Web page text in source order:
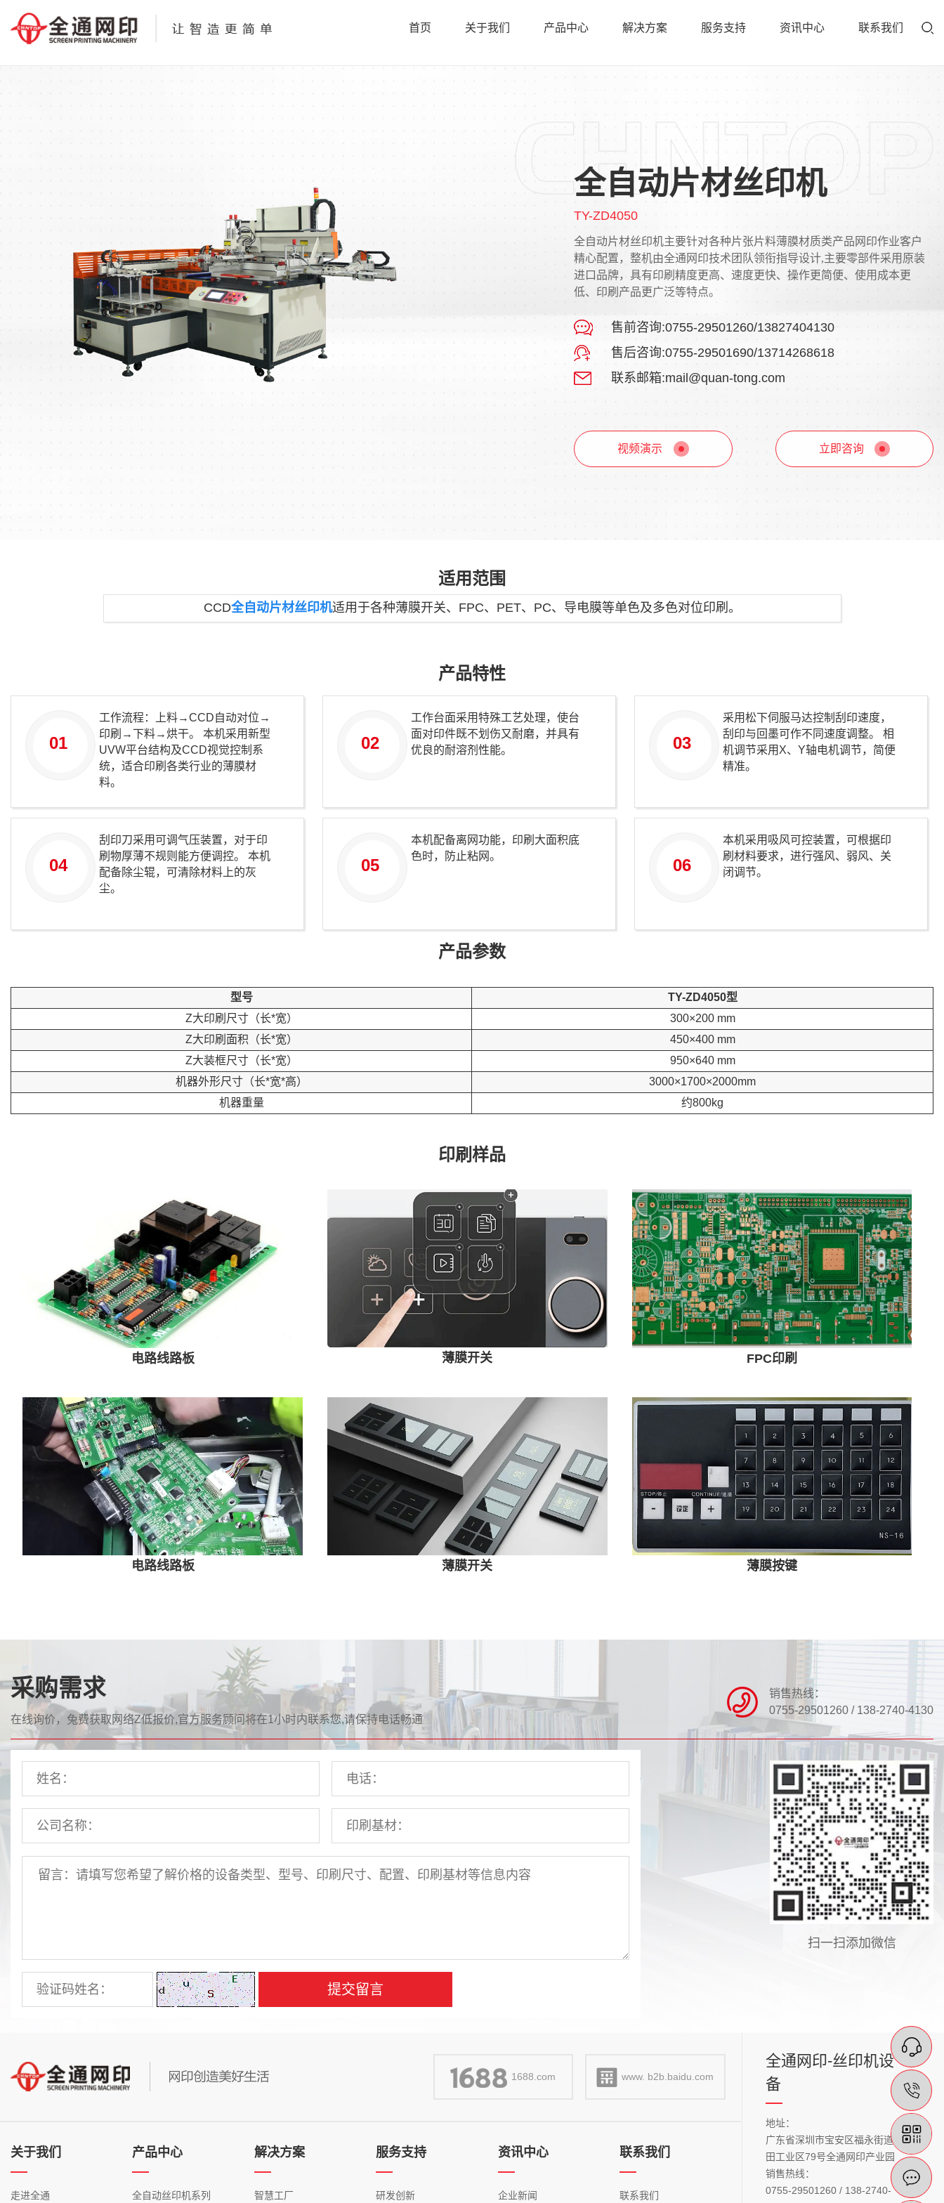
首页 关于我们 产品中心 解决方案 服务支持 资讯中心 联系我们
全自动片材丝印机
TY-ZD4050
全自动片材丝印机主要针对各种片张片料薄膜材质类产品网印作业客户
精心配置，整机由全通网印技术团队领衔指导设计,主要零部件采用原装
进口品牌，具有印刷精度更高、速度更快、操作更简便、使用成本更
低、印刷产品更广泛等特点。
售前咨询:0755-29501260/13827404130
售后咨询:0755-29501690/13714268618
联系邮箱:mail@quan-tong.com
视频演示 立即咨询
适用范围
CCD全自动片材丝印机适用于各种薄膜开关、FPC、PET、PC、导电膜等单色及多色对位印刷。
产品特性
01
工作流程：上料→CCD自动对位→
印刷→下料→烘干。 本机采用新型
UVW平台结构及CCD视觉控制系
统，适合印刷各类行业的薄膜材
料。
02
工作台面采用特殊工艺处理，使台
面对印件既不划伤又耐磨，并具有
优良的耐溶剂性能。
03
采用松下伺服马达控制刮印速度，
刮印与回墨可作不同速度调整。 相
机调节采用X、Y轴电机调节，简便
精准。
04
刮印刀采用可调气压装置，对于印
刷物厚薄不规则能方便调控。 本机
配备除尘辊，可清除材料上的灰
尘。
05
本机配备离网功能，印刷大面积底
色时，防止粘网。
06
本机采用吸风可控装置，可根据印
刷材料要求，进行强风、弱风、关
闭调节。
产品参数
型号
TY-ZD4050型
Z大印刷尺寸（长*宽）
300×200 mm
Z大印刷面积（长*宽）
450×400 mm
Z大装框尺寸（长*宽）
950×640 mm
机器外形尺寸（长*宽*高）
3000×1700×2000mm
机器重量
约800kg
印刷样品
电路线路板 薄膜开关 FPC印刷
电路线路板 薄膜开关 薄膜按键
采购需求
在线询价，兔费获取网络Z低报价,官方服务顾问将在1小时内联系您,请保持电话畅通
销售热线：
0755-29501260 / 138-2740-4130
扫一扫添加微信
1688.com www. b2b.baidu.com
关于我们
走进全通
产品中心
全自动丝印机系列
解决方案
智慧工厂
服务支持
研发创新
资讯中心
企业新闻
联系我们
联系我们
全通网印-丝印机设
备
地址：
广东省深圳市宝安区福永街道稔
田工业区79号全通网印产业园
销售热线：
0755-29501260 / 138-2740-
在
购
在